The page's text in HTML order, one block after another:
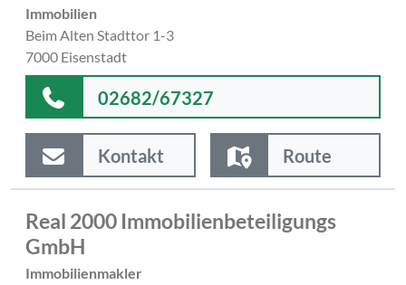
Immobilien
Beim Alten Stadttor 1-3
7000 Eisenstadt
02682/67327
Kontakt Route
Real 2000 Immobilienbeteiligungs
GmbH
Immobilienmakler